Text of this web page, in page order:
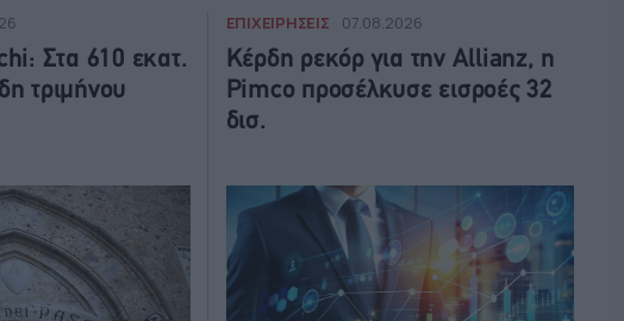
Στα 610 εκατ.
τριμήνου
ΕΠΙΧΕΙΡΗΣΕΙΣ 07.08.2026
Κέρδη ρεκόρ για την Allianz, η
Pimco προσέλκυσε εισροές 32
δισ.